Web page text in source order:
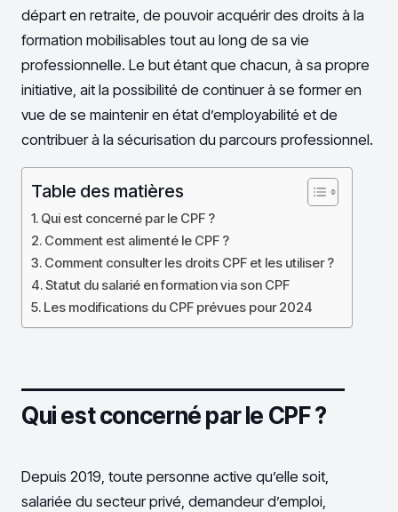
départ en retraite, de pouvoir acquérir des droits à la
formation mobilisables tout au long de sa vie
professionnelle. Le but étant que chacun, à sa propre
initiative, ait la possibilité de continuer à se former en
vue de se maintenir en état d’employabilité et de
contribuer à la sécurisation du parcours professionnel.
Table des matières
Qui est concerné par le CPF ?
Comment est alimenté le CPF ?
Comment consulter les droits CPF et les utiliser ?
Statut du salarié en formation via son CPF
Les modifications du CPF prévues pour 2024
Qui est concerné par le CPF ?
Depuis 2019, toute personne active qu’elle soit,
salariée du secteur privé, demandeur d’emploi,